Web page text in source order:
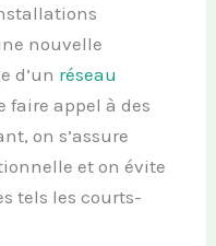
nouvelle
d’un réseau
faire appel à des
on s’assure
et on évite
tels les courts-